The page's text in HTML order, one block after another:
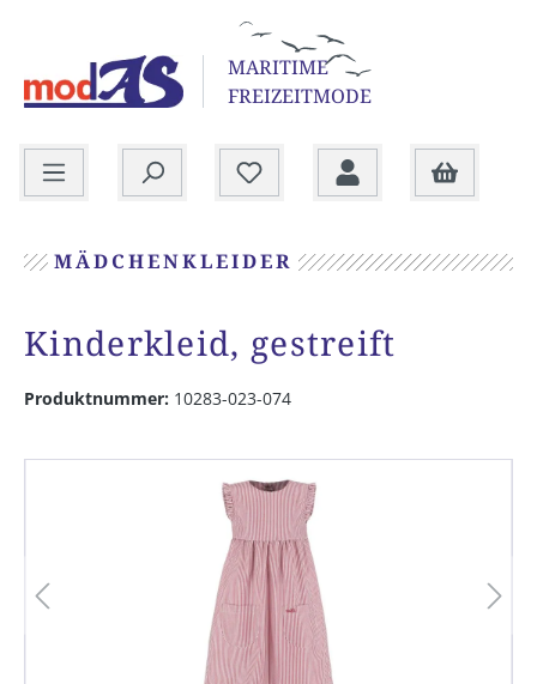
MARITIME
FREIZEITMODE
MÄDCHENKLEIDER
Kinderkleid, gestreift
Produktnummer: 10283-023-074